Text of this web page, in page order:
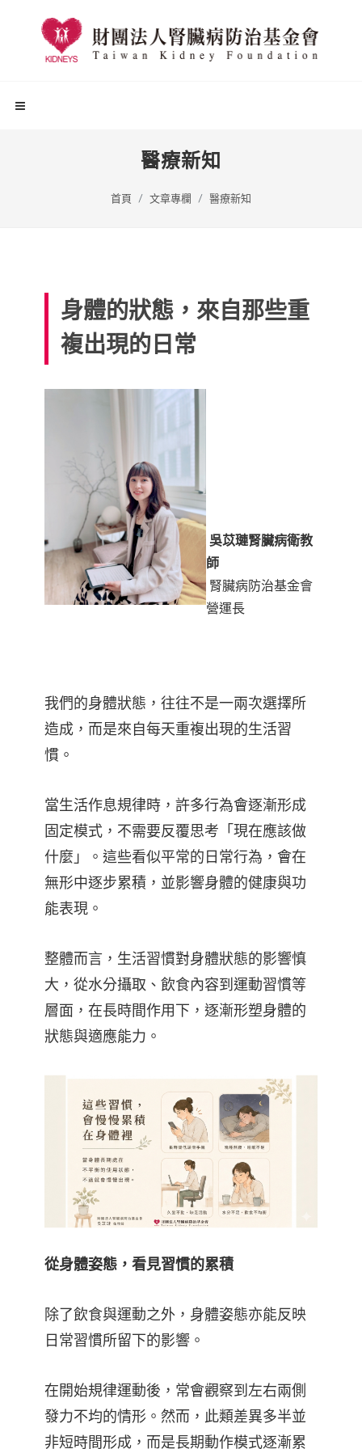
醫療新知
首頁 文章專欄 醫療新知
身體的狀態，來自那些重
複出現的日常
吳苡璉腎臟病衛教
師
腎臟病防治基金會
營運長
我們的身體狀態，往往不是一兩次選擇所
造成，而是來自每天重複出現的生活習
慣。
當生活作息規律時，許多行為會逐漸形成
固定模式，不需要反覆思考「現在應該做
什麼」。這些看似平常的日常行為，會在
無形中逐步累積，並影響身體的健康與功
能表現。
整體而言，生活習慣對身體狀態的影響慎
大，從水分攝取、飲食內容到運動習慣等
層面，在長時間作用下，逐漸形塑身體的
狀態與適應能力。
從身體姿態，看見習慣的累積
除了飲食與運動之外，身體姿態亦能反映
日常習慣所留下的影響。
在開始規律運動後，常會觀察到左右兩側
發力不均的情形。然而，此類差異多半並
非短時間形成，而是長期動作模式逐漸累